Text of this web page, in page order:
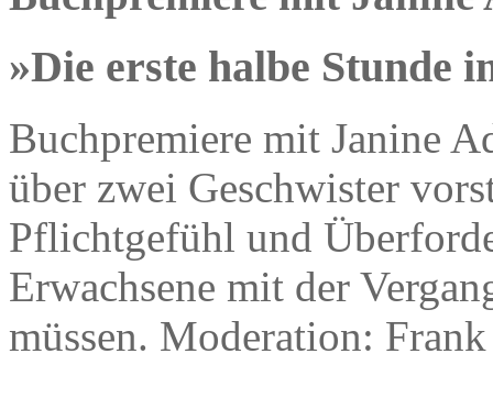
»Die erste halbe Stunde
Buchpremiere mit Janine
über zwei Geschwister
Pflichtgefühl und
Erwachsene mit der
müssen. Moderation: